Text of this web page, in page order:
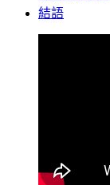
結語